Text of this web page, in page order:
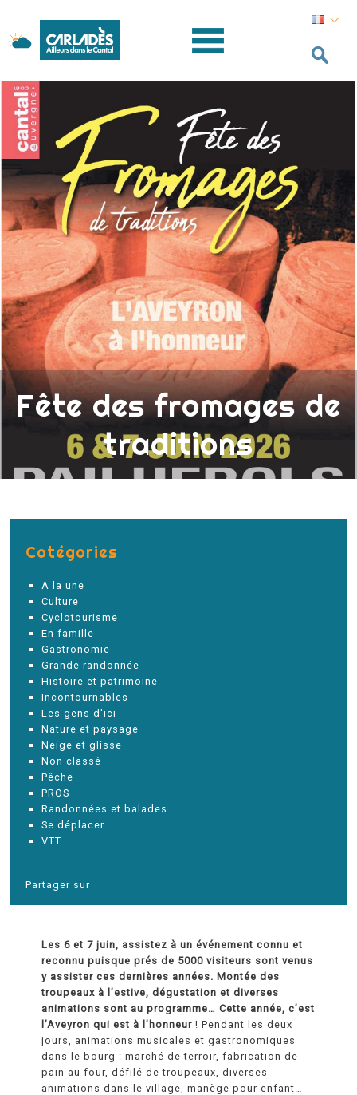
Fête des fromages de
traditions
Catégories
A la une
Culture
Cyclotourisme
En famille
Gastronomie
Grande randonnée
Histoire et patrimoine
Incontournables
Les gens d'ici
Nature et paysage
Neige et glisse
Non classé
Pêche
PROS
Randonnées et balades
Se déplacer
VTT
Partager sur
Les 6 et 7 juin, assistez à un événement connu et
reconnu puisque prés de 5000 visiteurs sont venus
y assister ces dernières années. Montée des
troupeaux à l’estive, dégustation et diverses
animations sont au programme… Cette année, c’est
l’Aveyron qui est à l’honneur ! Pendant les deux
jours, animations musicales et gastronomiques
dans le bourg : marché de terroir, fabrication de
pain au four, défilé de troupeaux, diverses
animations dans le village, manège pour enfant…